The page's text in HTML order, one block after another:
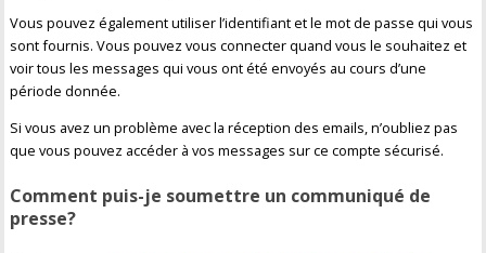
Vous pouvez également utiliser l’identifiant et le mot de passe qui vous
sont fournis. Vous pouvez vous connecter quand vous le souhaitez et
voir tous les messages qui vous ont été envoyés au cours d’une
période donnée.
Si vous avez un problème avec la réception des emails, n’oubliez pas
que vous pouvez accéder à vos messages sur ce compte sécurisé.
Comment puis-je soumettre un communiqué de
presse?